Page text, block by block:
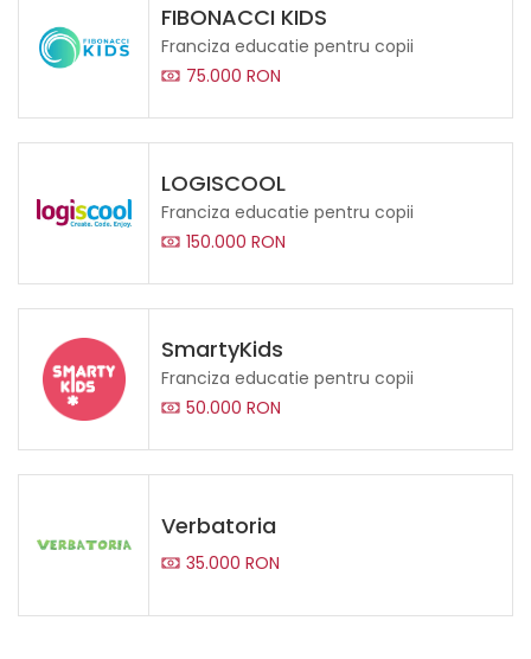
FIBONACCI KIDS
Franciza educatie pentru copii
75.000 RON
LOGISCOOL
Franciza educatie pentru copii
150.000 RON
SmartyKids
Franciza educatie pentru copii
50.000 RON
Verbatoria
35.000 RON